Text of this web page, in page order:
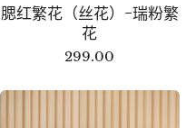
腮红繁花（丝花）-瑞粉繁
花
299.00